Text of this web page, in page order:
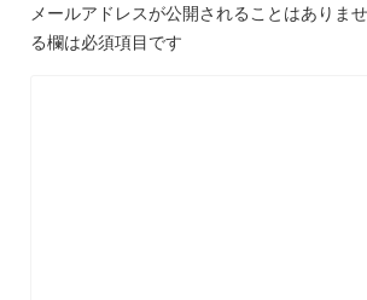
メールアドレスが公開されることはありませ
る欄は必須項目です